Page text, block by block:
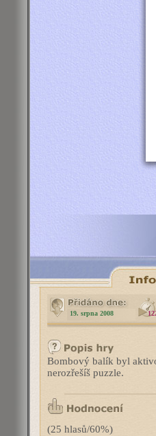
19. srpna 2008
Bombový balík byl
nerozřešíš puzzle.
(25 hlasů/60%)